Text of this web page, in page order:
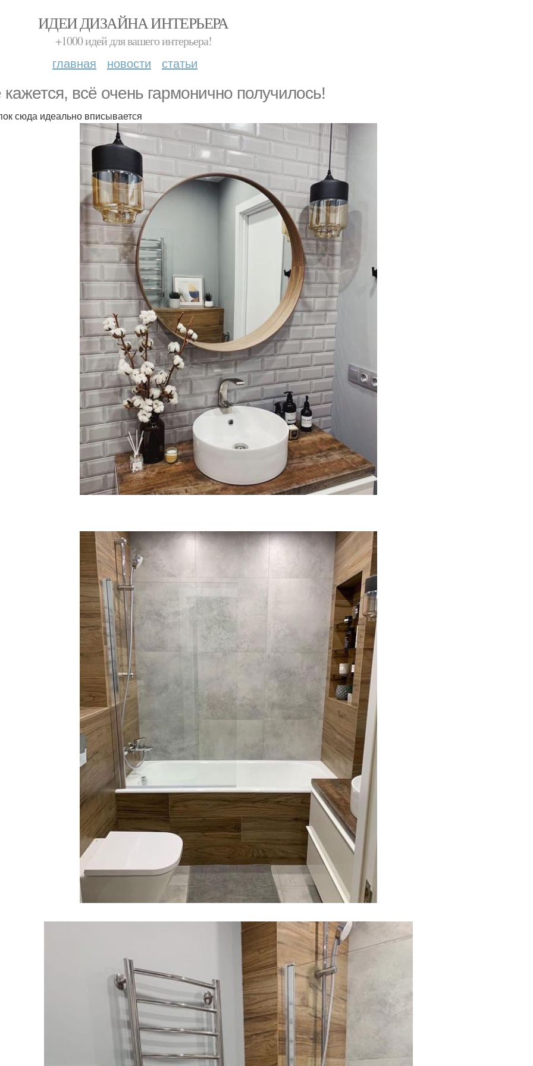
ИДЕИ ДИЗАЙНА ИНТЕРЬЕРА
+1000 идей для вашего интерьера!
главная новости статьи
всё очень гармонично получилось!
сюда идеально вписывается